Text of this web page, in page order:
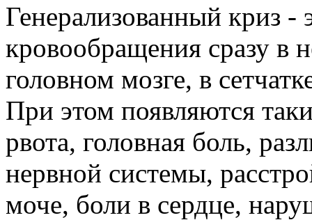
Генерализованный криз -
кровообращения сразу в
головном мозге, в
При этом появляются
рвота, головная боль,
нервной системы,
моче, боли в сердце,